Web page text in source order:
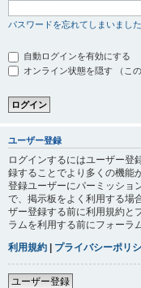
パスワードを忘れてしまいました
自動ログインを有効にする
オンライン状態を隠す （こ
ユーザー登録
ログインするにはユーザー登
録することでより多くの機能
登録ユーザーにパーミッショ
で、掲示板をよく利用する場
ザー登録する前に利用規約と
ラムを利用する前にフォーラ
利用規約 | プライバシーポリ
ユーザー登録